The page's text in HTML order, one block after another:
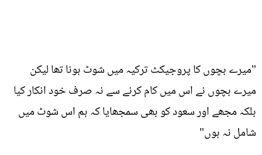
"میرے بچوں کا پروجیکٹ ترکیہ میں شوٹ ہونا تھا لیکن
میرے بچوں نے اس میں کام کرنے سے نہ صرف خود انکار کیا
بلکہ مجھے اور سعود کو بھی سمجھایا کہ ہم اس شوٹ میں
شامل نہ ہوں"